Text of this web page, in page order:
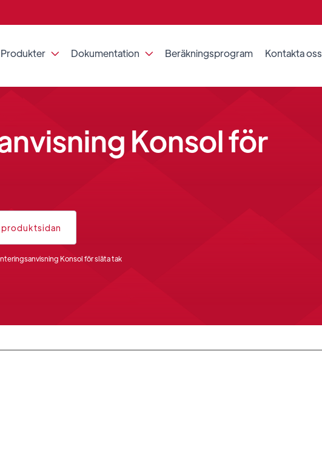
Produkter  Dokumentation  Beräkningsprogram Kontakta oss
Konsol för
produktsidan
Konsol för släta tak